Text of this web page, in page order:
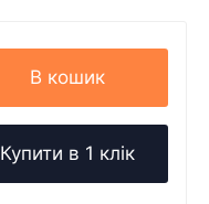
В кошик
Купити в 1 клік